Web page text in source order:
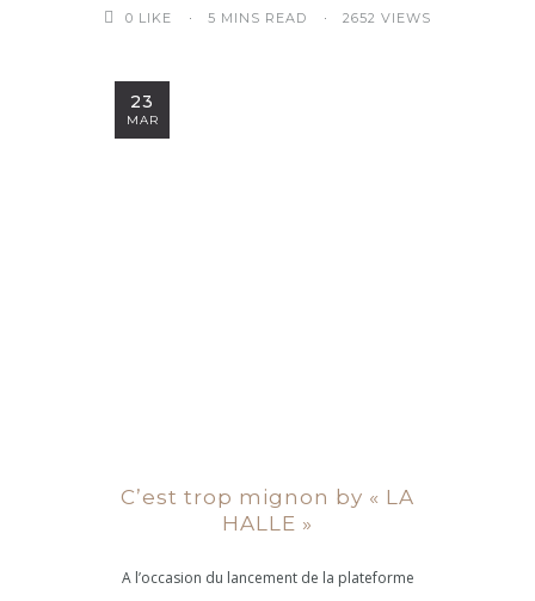
0 LIKE 5 MINS READ 2652 VIEWS
23
MAR
C’est trop mignon by « LA
HALLE »
A l’occasion du lancement de la plateforme